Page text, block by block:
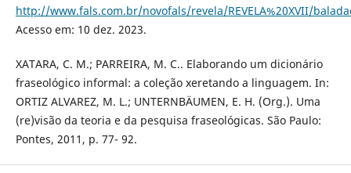
http://www.fals.com.br/novofals/revela/REVELA%20XVII/
Acesso em: 10 dez. 2023.
XATARA, C. M.; PARREIRA, M. C.. Elaborando um dicionário
fraseológico informal: a coleção xeretando a linguagem. In:
ORTIZ ALVAREZ, M. L.; UNTERNBÄUMEN, E. H. (Org.). Uma
(re)visão da teoria e da pesquisa fraseológicas. São Paulo:
Pontes, 2011, p. 77- 92.